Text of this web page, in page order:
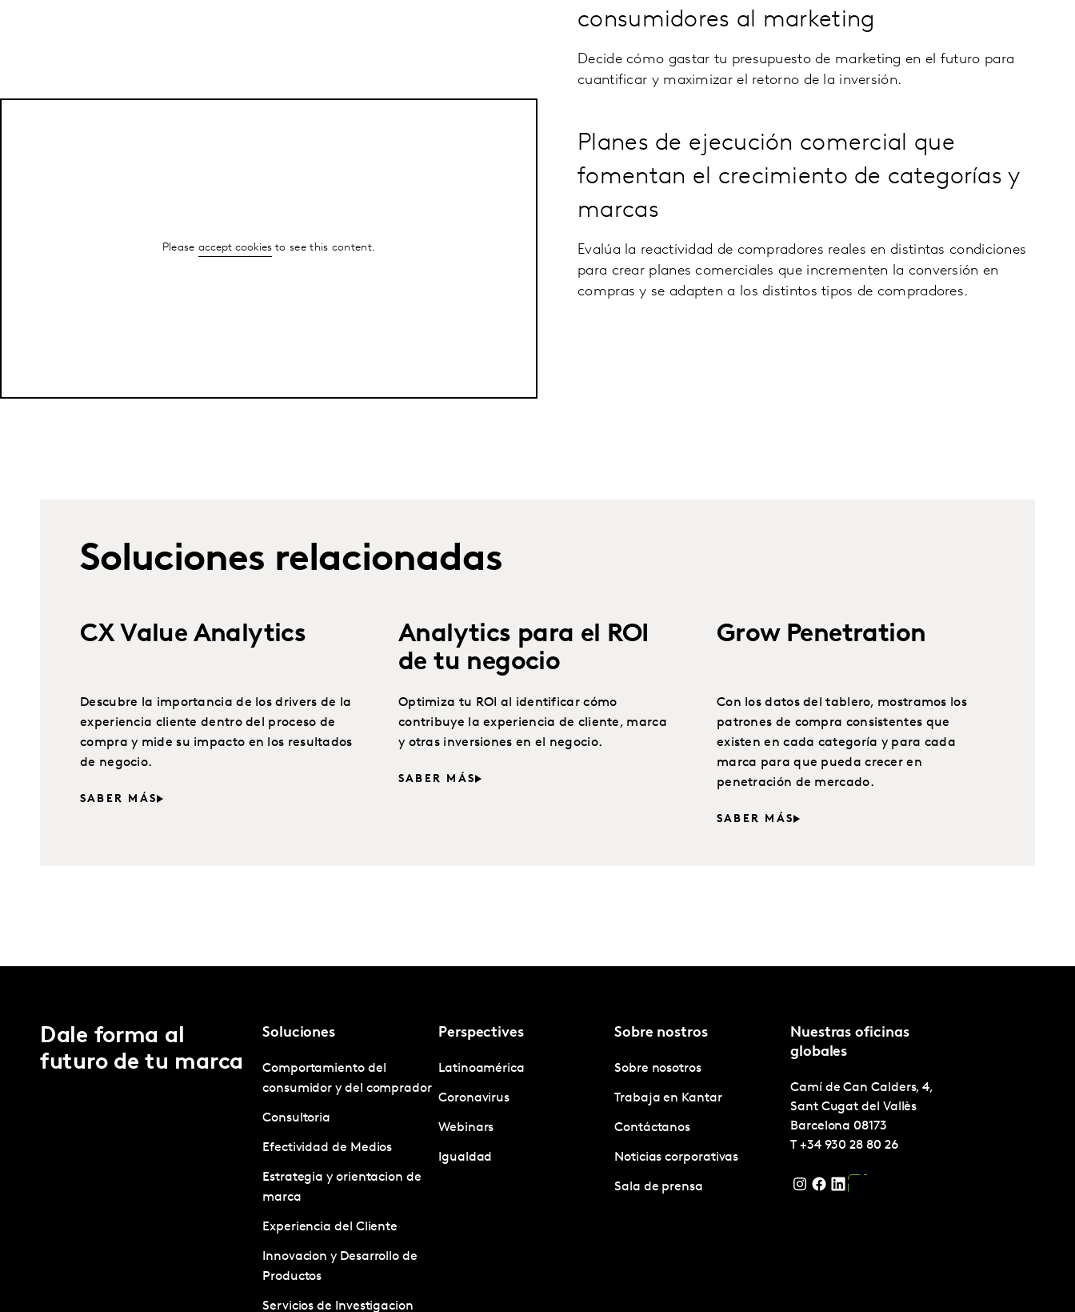
Please accept cookiesto see this content.
consumidores al marketing
Decide cómo gastar tu presupuesto de marketing en el futuro para
cuantificar y maximizar el retorno de la inversión.
Planes de ejecución comercial que
fomentan el crecimiento de categorías y
marcas
Evalúa la reactividad de compradores reales en distintas condiciones
para crear planes comerciales que incrementen la conversión en
compras y se adapten a los distintos tipos de compradores.
Soluciones relacionadas
CX Value Analytics
Descubre la importancia de los drivers de la
experiencia cliente dentro del proceso de
compra y mide su impacto en los resultados
de negocio.
SABER MÁS
Analytics para el ROI
de tu negocio
Optimiza tu ROI al identificar cómo
contribuye la experiencia de cliente, marca
y otras inversiones en el negocio.
SABER MÁS
Grow Penetration
Con los datos del tablero, mostramos los
patrones de compra consistentes que
existen en cada categoría y para cada
marca para que pueda crecer en
penetración de mercado.
SABER MÁS
Dale forma al
futuro de tu marca
Soluciones
Comportamiento del
consumidor y del comprador
Consultoria
Efectividad de Medios
Estrategia y orientacion de
marca
Experiencia del Cliente
Innovacion y Desarrollo de
Productos
Servicios de Investigacion
Perspectives
Latinoamérica
Coronavirus
Webinars
Igualdad
Sobre nostros
Sobre nosotros
Trabaja en Kantar
Contáctanos
Noticias corporativas
Sala de prensa
Nuestras oficinas
globales
Camí de Can Calders, 4,
Sant Cugat del Vallès
Barcelona 08173
T +34 930 28 80 26